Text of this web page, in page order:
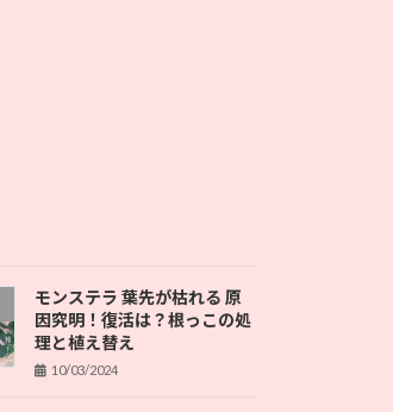
モンステラ 葉先が枯れる 原
因究明！復活は？根っこの処
理と植え替え
10/03/2024